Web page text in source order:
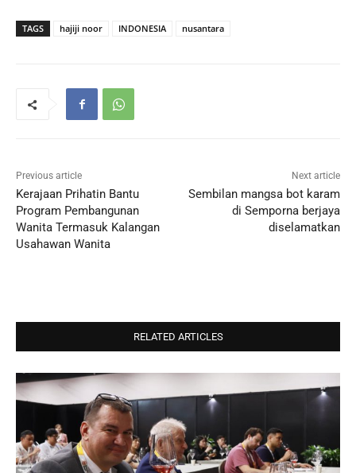
TAGS hajiji noor INDONESIA nusantara
Previous article
Kerajaan Prihatin Bantu
Program Pembangunan
Wanita Termasuk Kalangan
Usahawan Wanita
Next article
Sembilan mangsa bot karam
di Semporna berjaya
diselamatkan
RELATED ARTICLES